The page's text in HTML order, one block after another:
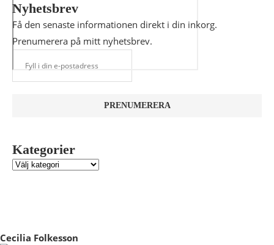
Nyhetsbrev
Få den senaste informationen direkt i din inkorg.
Prenumerera på mitt nyhetsbrev.
Kategorier
Cecilia Folkesson